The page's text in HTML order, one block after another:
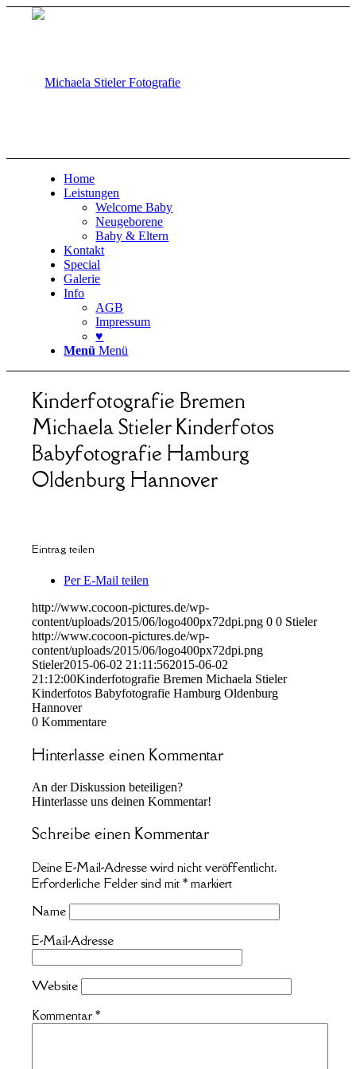
Home
Leistungen
Welcome Baby
Neugeborene
Baby & Eltern
Kontakt
Special
Galerie
Info
AGB
Impressum
♥
Menü Menü
Kinderfotografie Bremen
Michaela Stieler Kinderfotos
Babyfotografie Hamburg
Oldenburg Hannover
Eintrag teilen
Per E-Mail teilen
http://www.cocoon-pictures.de/wp-
content/uploads/2015/06/logo400px72dpi.png 0 0 Stieler
http://www.cocoon-pictures.de/wp-
content/uploads/2015/06/logo400px72dpi.png
Stieler2015-06-02 21:11:562015-06-02
21:12:00Kinderfotografie Bremen Michaela Stieler
Kinderfotos Babyfotografie Hamburg Oldenburg
Hannover
0 Kommentare
Hinterlasse einen Kommentar
An der Diskussion beteiligen?
Hinterlasse uns deinen Kommentar!
Schreibe einen Kommentar
Deine E-Mail-Adresse wird nicht veröffentlicht.
Erforderliche Felder sind mit* markiert
Name
E-Mail-Adresse
Website
Kommentar*